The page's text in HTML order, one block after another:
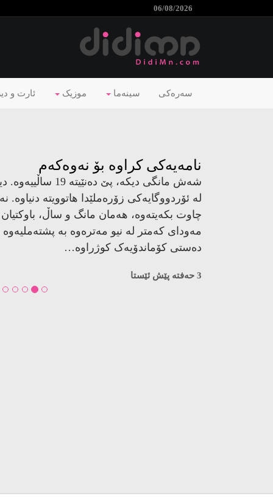
06/08/2026
ئارت و موزیک سینەما سەرەکی
نامەیەکی کراوە بۆ نەوەکەم
لە ئۆردووگایەکی زۆرەملێدا هاتوویتە
چاوت بکەیتەوە، هەمان مانگ و ساڵ،
مەودای کەمتر لە نیو مەترەوە بە
دەستی کۆماندۆیەک کوژراوە…
3 حەفتە پێش ئێستا